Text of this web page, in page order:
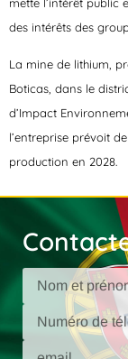
des intérêts des
La mine de lithium,
Boticas, dans le
d’Impact
l’entreprise prévoit
production en 2028.